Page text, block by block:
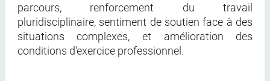
parcours, renforcement du travail
pluridisciplinaire, sentiment de soutien face à des
situations complexes, et amélioration des
conditions d'exercice professionnel.